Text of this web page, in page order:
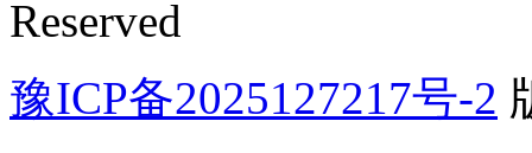
Reserved
豫ICP备2025127217号-2